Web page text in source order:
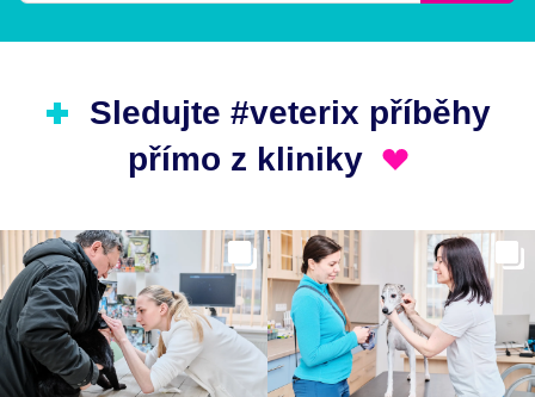
Sledujte #veterix příběhy
přímo z kliniky